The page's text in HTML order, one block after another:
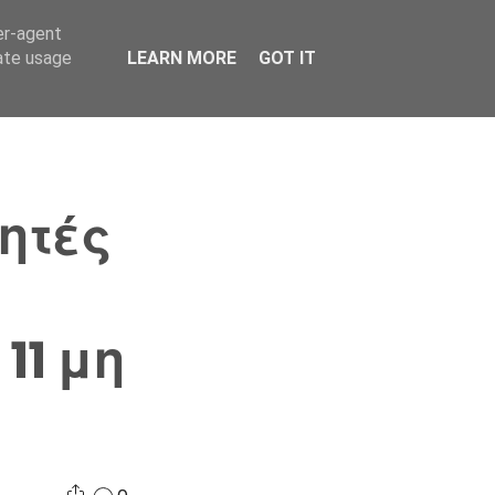
Σ.Α. Επικοινωνία Κόσμος
μη
agent
usage
LEARN MORE GOT IT